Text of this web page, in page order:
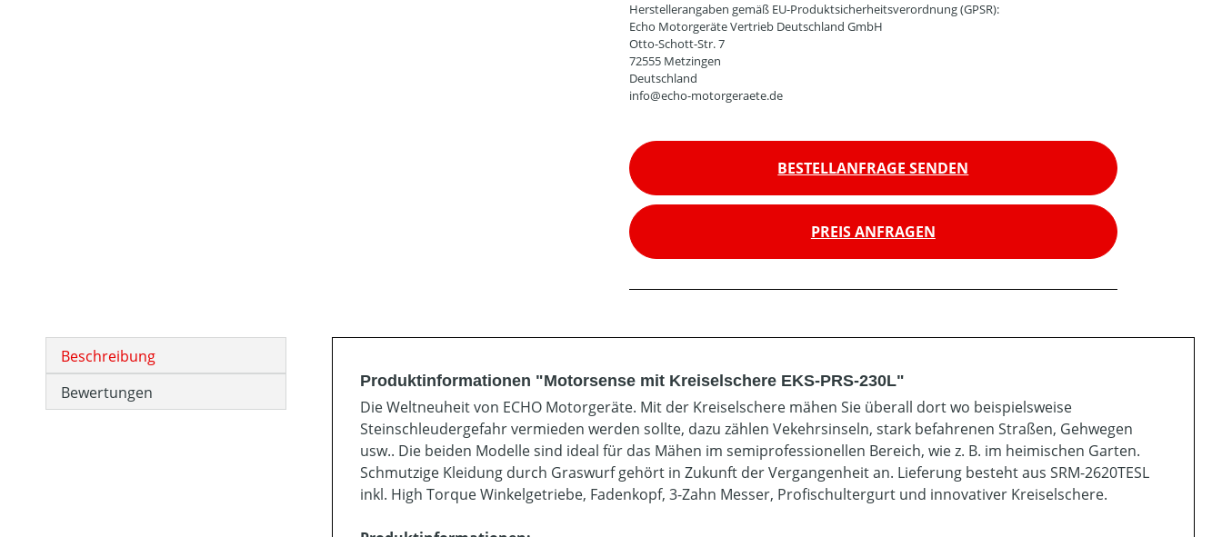
Herstellerangaben gemäß EU-Produktsicherheitsverordnung (GPSR):
Echo Motorgeräte Vertrieb Deutschland GmbH
Otto-Schott-Str. 7
72555 Metzingen
Deutschland
info@echo-motorgeraete.de
BESTELLANFRAGE SENDEN
PREIS ANFRAGEN
Beschreibung
Bewertungen
Produktinformationen "Motorsense mit Kreiselschere EKS-PRS-230L"
Die Weltneuheit von ECHO Motorgeräte. Mit der Kreiselschere mähen Sie überall dort wo beispielsweise
Steinschleudergefahr vermieden werden sollte, dazu zählen Vekehrsinseln, stark befahrenen Straßen, Gehwegen
usw.. Die beiden Modelle sind ideal für das Mähen im semiprofessionellen Bereich, wie z. B. im heimischen Garten.
Schmutzige Kleidung durch Graswurf gehört in Zukunft der Vergangenheit an. Lieferung besteht aus SRM-2620TESL
inkl. High Torque Winkelgetriebe, Fadenkopf, 3-Zahn Messer, Profischultergurt und innovativer Kreiselschere.